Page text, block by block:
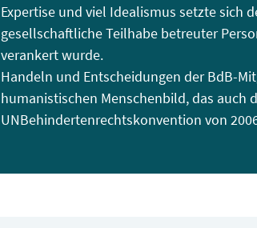
Expertise und viel Idealismus setzte sich
gesellschaftliche Teilhabe betreuter
verankert wurde.
Handeln und Entscheidungen der BdB-
humanistischen Menschenbild, das auch
UNBehindertenrechtskonvention von